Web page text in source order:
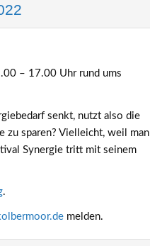
– 17.00 Uhr rund ums
senkt, nutzt also die
zu sparen? Vielleicht, weil man
Synergie tritt mit seinem
.
melden.